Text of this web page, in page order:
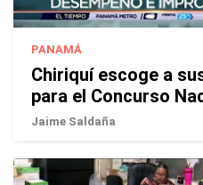
PANAMÁ
Chiriquí escoge a
para el Concurso
Jaime Saldaña